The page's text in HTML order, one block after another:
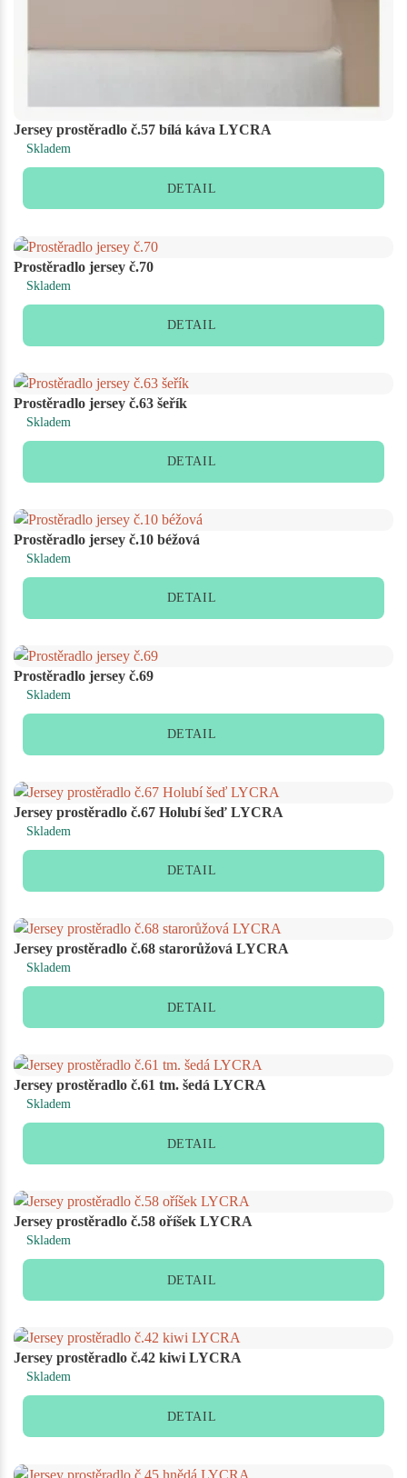
Jersey prostěradlo č.57 bílá káva LYCRA
Skladem
DETAIL
Prostěradlo jersey č.70
Skladem
DETAIL
Prostěradlo jersey č.63 šeřík
Skladem
DETAIL
Prostěradlo jersey č.10 béžová
Skladem
DETAIL
Prostěradlo jersey č.69
Skladem
DETAIL
Jersey prostěradlo č.67 Holubí šeď LYCRA
Skladem
DETAIL
Jersey prostěradlo č.68 starorůžová LYCRA
Skladem
DETAIL
Jersey prostěradlo č.61 tm. šedá LYCRA
Skladem
DETAIL
Jersey prostěradlo č.58 oříšek LYCRA
Skladem
DETAIL
Jersey prostěradlo č.42 kiwi LYCRA
Skladem
DETAIL